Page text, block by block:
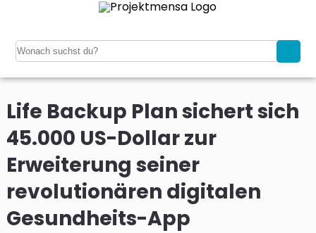
Life Backup Plan sichert sich
45.000 US-Dollar zur
Erweiterung seiner
revolutionären digitalen
Gesundheits-App